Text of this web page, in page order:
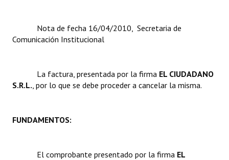
Digesto
DOCUMENTOS
Dictámenes Asesoría Letrada
Nota de fecha 16/04/2010, Secretaria de
Comunicación Institucional
La factura, presentada por la firma  EL CIUDADANO
S.R.L., por lo que se debe proceder a cancelar la misma.
FUNDAMENTOS:
El comprobante presentado por la firma  EL